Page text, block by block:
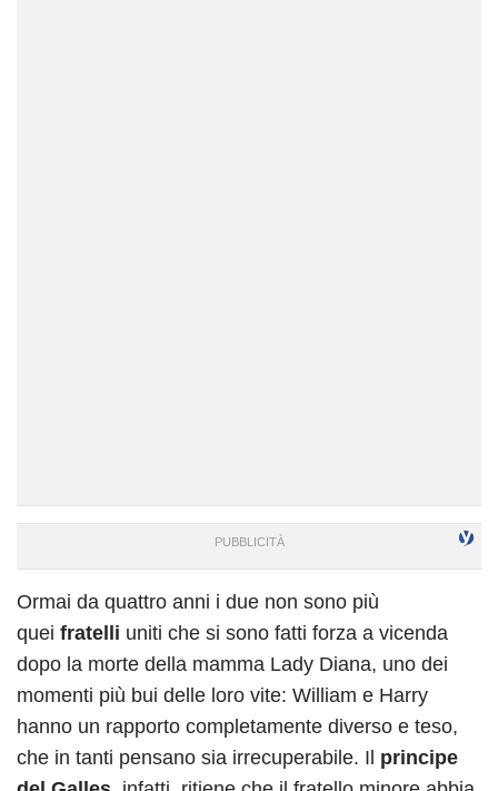
Ormai da quattro anni i due non sono più
quei fratelli uniti che si sono fatti forza a vicenda
dopo la morte della mamma Lady Diana, uno dei
momenti più bui delle loro vite: William e Harry
hanno un rapporto completamente diverso e teso,
che in tanti pensano sia irrecuperabile. Il principe